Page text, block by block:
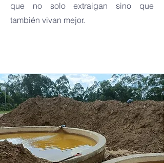
que no solo extraigan sino que
también vivan mejor.